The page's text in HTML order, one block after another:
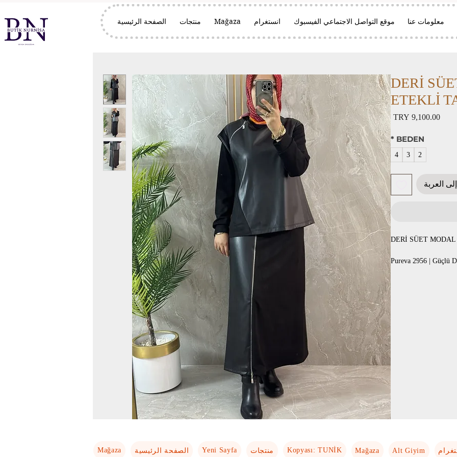
الصفحة الرئيسية منتجات Mağaza انستغرام موقع التواصل الاجتماعي الفيسبوك معلومات عنا
DERİ
ETEKLİ
السعر
BEDEN
*
2
3
4
العربة
DERİ SÜET
Pureva 2956 | Güçlü
Pureva imzalı üçlü
görünümlü etek ve
Mağaza الصفحة الرئيسية Yeni Sayfa منتجات Kopyası: TUNİK Mağaza Alt Giyim